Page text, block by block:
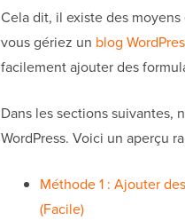
Cela dit, il existe des
vous gériez un blog
facilement ajouter des
Dans les sections suivantes,
WordPress. Voici un aperçu
Méthode 1 : Ajouter
(Facile)